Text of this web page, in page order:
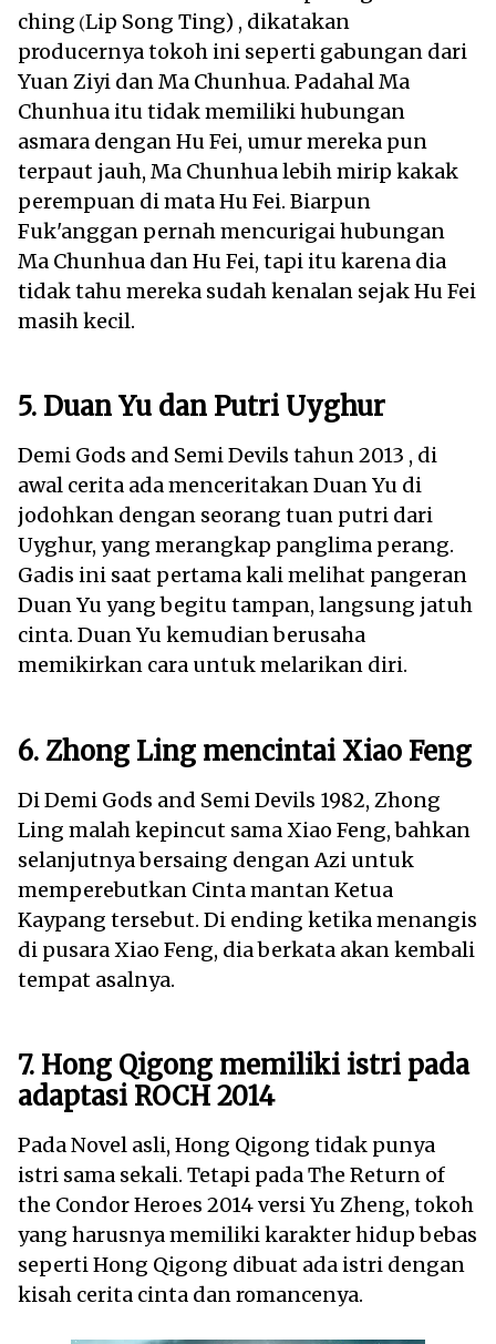
ching (Lip Song Ting) , dikatakan
producernya tokoh ini seperti gabungan dari
Yuan Ziyi dan Ma Chunhua. Padahal Ma
Chunhua itu tidak memiliki hubungan
asmara dengan Hu Fei, umur mereka pun
terpaut jauh, Ma Chunhua lebih mirip kakak
perempuan di mata Hu Fei. Biarpun
Fuk'anggan pernah mencurigai hubungan
Ma Chunhua dan Hu Fei, tapi itu karena dia
tidak tahu mereka sudah kenalan sejak Hu Fei
masih kecil.
5. Duan Yu dan Putri Uyghur
Demi Gods and Semi Devils tahun 2013 , di
awal cerita ada menceritakan Duan Yu di
jodohkan dengan seorang tuan putri dari
Uyghur, yang merangkap panglima perang.
Gadis ini saat pertama kali melihat pangeran
Duan Yu yang begitu tampan, langsung jatuh
cinta. Duan Yu kemudian berusaha
memikirkan cara untuk melarikan diri.
6. Zhong Ling mencintai Xiao Feng
Di Demi Gods and Semi Devils 1982, Zhong
Ling malah kepincut sama Xiao Feng, bahkan
selanjutnya bersaing dengan Azi untuk
memperebutkan Cinta mantan Ketua
Kaypang tersebut. Di ending ketika menangis
di pusara Xiao Feng, dia berkata akan kembali
tempat asalnya.
7. Hong Qigong memiliki istri pada
adaptasi ROCH 2014
Pada Novel asli, Hong Qigong tidak punya
istri sama sekali. Tetapi pada The Return of
the Condor Heroes 2014 versi Yu Zheng, tokoh
yang harusnya memiliki karakter hidup bebas
seperti Hong Qigong dibuat ada istri dengan
kisah cerita cinta dan romancenya.